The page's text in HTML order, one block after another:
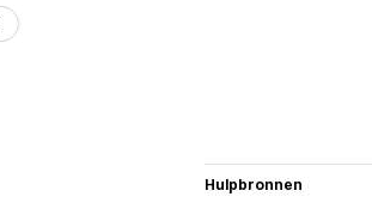
Hulpbronnen